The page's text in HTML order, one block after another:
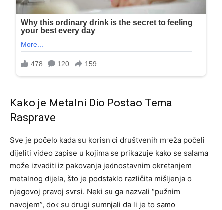
Kako je Metalni Dio Postao Tema
Rasprave
Sve je počelo kada su korisnici društvenih mreža počeli
dijeliti video zapise u kojima se prikazuje kako se salama
može izvaditi iz pakovanja jednostavnim okretanjem
metalnog dijela, što je podstaklo različita mišljenja o
njegovoj pravoj svrsi. Neki su ga nazvali “pužnim
navojem”, dok su drugi sumnjali da li je to samo